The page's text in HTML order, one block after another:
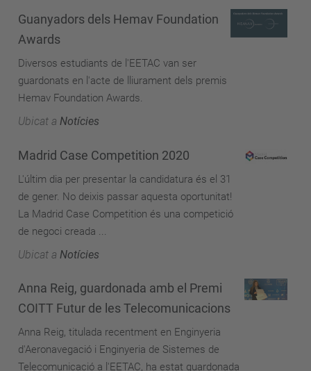
Guanyadors dels Hemav Foundation
Awards
Diversos estudiants de l'EETAC van ser
guardonats en l'acte de lliurament dels premis
Hemav Foundation Awards.
Ubicat a Notícies
Madrid Case Competition 2020
L'últim dia per presentar la candidatura és el 31
de gener. No deixis passar aquesta oportunitat!
La Madrid Case Competition és una competició
de negoci creada ...
Ubicat a Notícies
Anna Reig, guardonada amb el Premi
COITT Futur de les Telecomunicacions
Anna Reig, titulada recentment en Enginyeria
d'Aeronavegació i Enginyeria de Sistemes de
Telecomunicació a l'EETAC, ha estat guardonada